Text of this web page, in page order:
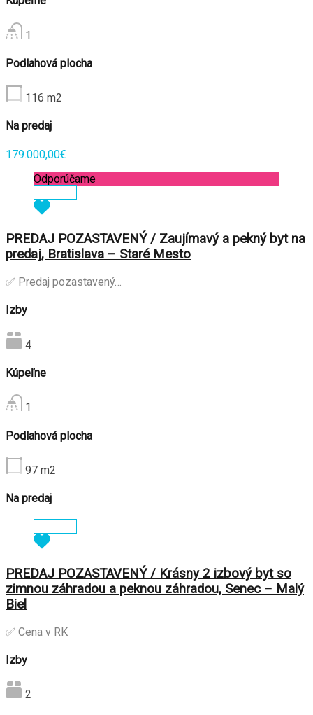
1
Podlahová plocha
116 m2
Na predaj
179.000,00€
Odporúčame
PREDAJ POZASTAVENÝ / Zaujímavý a pekný byt na
predaj, Bratislava – Staré Mesto
✅ Predaj pozastavený…
Izby
4
Kúpeľne
1
Podlahová plocha
97 m2
Na predaj
PREDAJ POZASTAVENÝ / Krásny 2 izbový byt so
zimnou záhradou a peknou záhradou, Senec – Malý
Biel
✅ Cena v RK
Izby
2